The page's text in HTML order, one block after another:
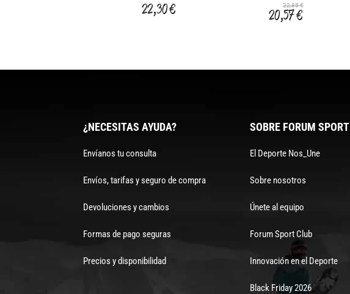
22,30 € 22,85 €
20,57 €
¿NECESITAS AYUDA?
Envíanos tu consulta
Envíos, tarifas y seguro de compra
Devoluciones y cambios
Formas de pago seguras
Precios y disponibilidad
SOBRE FORUM SPORT
El Deporte Nos_Une
Sobre nosotros
Únete al equipo
Forum Sport Club
Innovación en el Deporte
Black Friday 2026